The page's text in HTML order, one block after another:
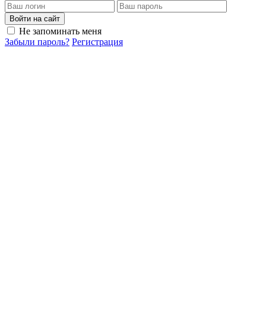
Войти на сайт
Не запоминать меня
Забыли пароль? Регистрация